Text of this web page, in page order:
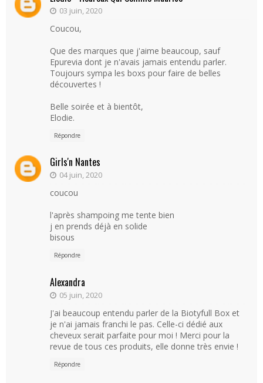
03 juin, 2020
Coucou,
Que des marques que j'aime beaucoup, sauf
Epurevia dont je n'avais jamais entendu parler.
Toujours sympa les boxs pour faire de belles
découvertes !
Belle soirée et à bientôt,
Elodie.
Répondre
Girls'n Nantes
04 juin, 2020
coucou
l'après shampoing me tente bien
j en prends déjà en solide
bisous
Répondre
Alexandra
05 juin, 2020
J'ai beaucoup entendu parler de la Biotyfull Box et
je n'ai jamais franchi le pas. Celle-ci dédié aux
cheveux serait parfaite pour moi ! Merci pour la
revue de tous ces produits, elle donne très envie !
Répondre